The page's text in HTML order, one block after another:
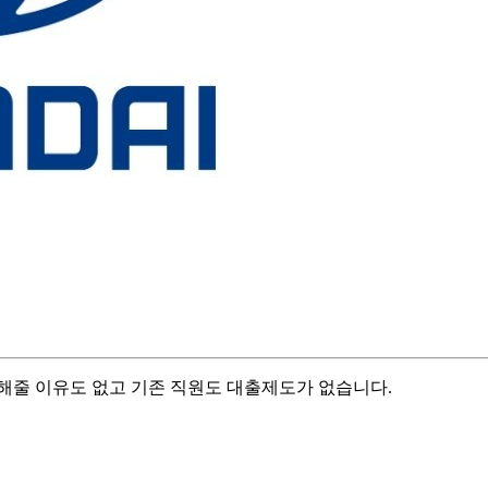
줄 이유도 없고 기존 직원도 대출제도가 없습니다.